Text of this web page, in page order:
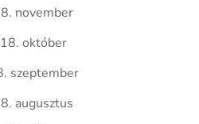
november
október
szeptember
augusztus